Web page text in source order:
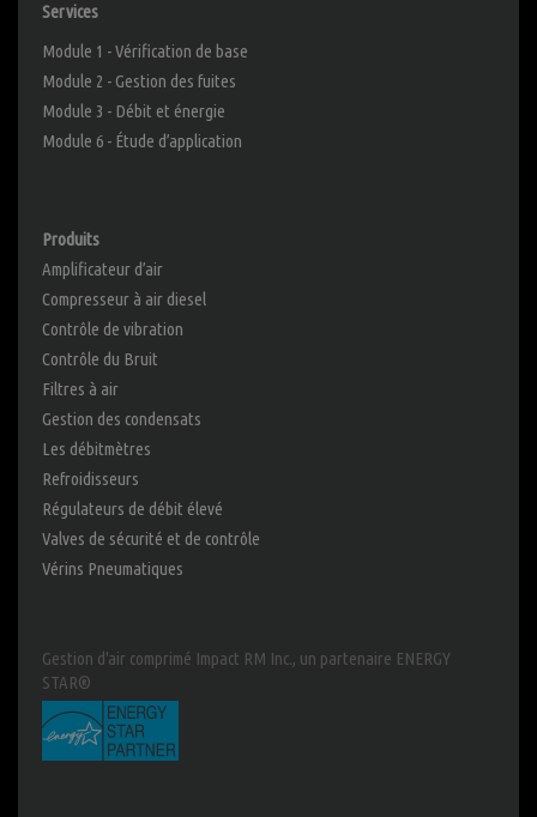
Services
Module 1 - Vérification de base
Module 2 - Gestion des fuites
Module 3 - Débit et énergie
Module 6 - Étude d’application
Produits
Amplificateur d’air
Compresseur à air diesel
Contrôle de vibration
Contrôle du Bruit
Filtres à air
Gestion des condensats
Les débitmètres
Refroidisseurs
Régulateurs de débit élevé
Valves de sécurité et de contrôle
Vérins Pneumatiques
Gestion d'air comprimé Impact RM Inc., un partenaire ENERGY
STAR®